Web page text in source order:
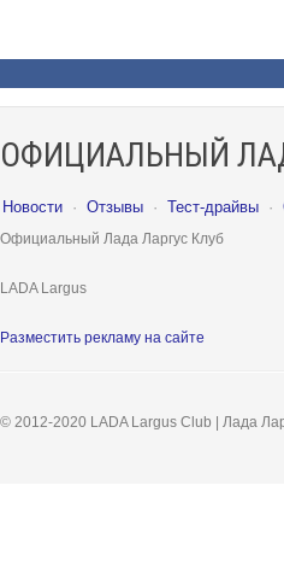
ОФИЦИАЛЬНЫЙ
Новости · Отзывы · Тест-драйвы ·
Официальный Лада Ларгус Клуб
LADA Largus
Разместить рекламу на сайте
© 2012-2020 LADA Largus Club | Лада